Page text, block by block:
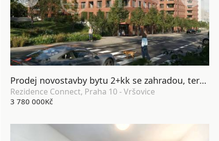
Prodej novostavby bytu 2+kk se zahradou, terasou, lodžií, sklepem a garážovým stáním, DV, 64 m2, Praha 10 - Vršovice
Rezidence Connect, Praha 10 - Vršovice
3 780 000Kč